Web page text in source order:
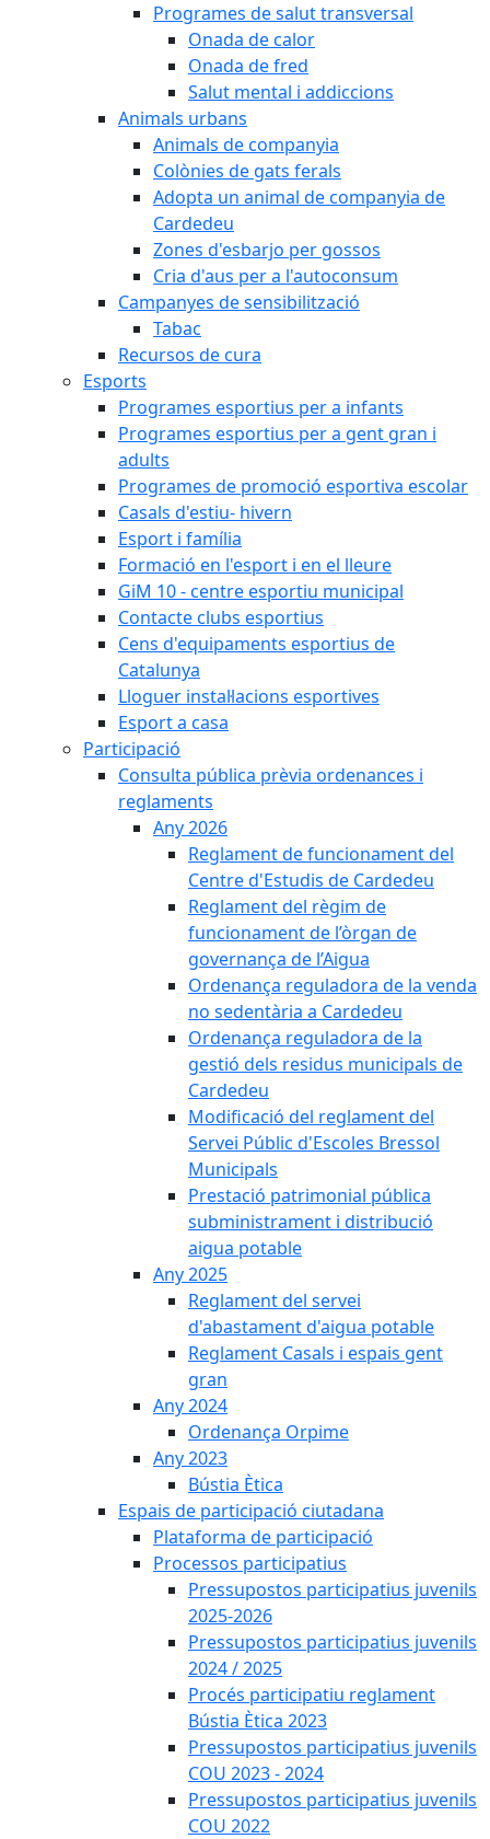
Programes de salut transversal
Onada de calor
Onada de fred
Salut mental i addiccions
Animals urbans
Animals de companyia
Colònies de gats ferals
Adopta un animal de companyia de
Cardedeu
Zones d'esbarjo per gossos
Cria d'aus per a l'autoconsum
Campanyes de sensibilització
Tabac
Recursos de cura
Esports
Programes esportius per a infants
Programes esportius per a gent gran i
adults
Programes de promoció esportiva escolar
Casals d'estiu- hivern
Esport i família
Formació en l'esport i en el lleure
GiM 10 - centre esportiu municipal
Contacte clubs esportius
Cens d'equipaments esportius de
Catalunya
Lloguer instal·lacions esportives
Esport a casa
Participació
Consulta pública prèvia ordenances i
reglaments
Any 2026
Reglament de funcionament del
Centre d'Estudis de Cardedeu
Reglament del règim de
funcionament de l’òrgan de
governança de l’Aigua
Ordenança reguladora de la venda
no sedentària a Cardedeu
Ordenança reguladora de la
gestió dels residus municipals de
Cardedeu
Modificació del reglament del
Servei Públic d'Escoles Bressol
Municipals
Prestació patrimonial pública
subministrament i distribució
aigua potable
Any 2025
Reglament del servei
d'abastament d'aigua potable
Reglament Casals i espais gent
gran
Any 2024
Ordenança Orpime
Any 2023
Bústia Ètica
Espais de participació ciutadana
Plataforma de participació
Processos participatius
Pressupostos participatius juvenils
2025-2026
Pressupostos participatius juvenils
2024 / 2025
Procés participatiu reglament
Bústia Ètica 2023
Pressupostos participatius juvenils
COU 2023 - 2024
Pressupostos participatius juvenils
COU 2022